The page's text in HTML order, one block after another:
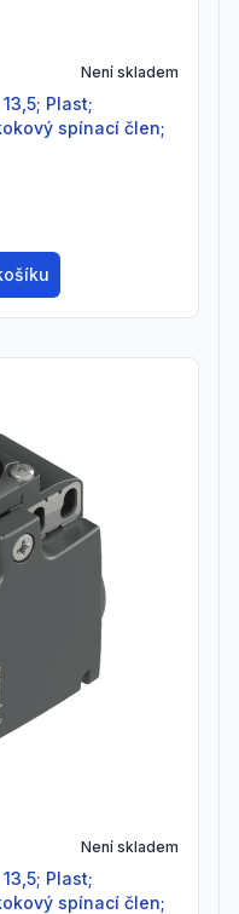
Není skladem
spínací člen;
Není skladem
spínací člen;